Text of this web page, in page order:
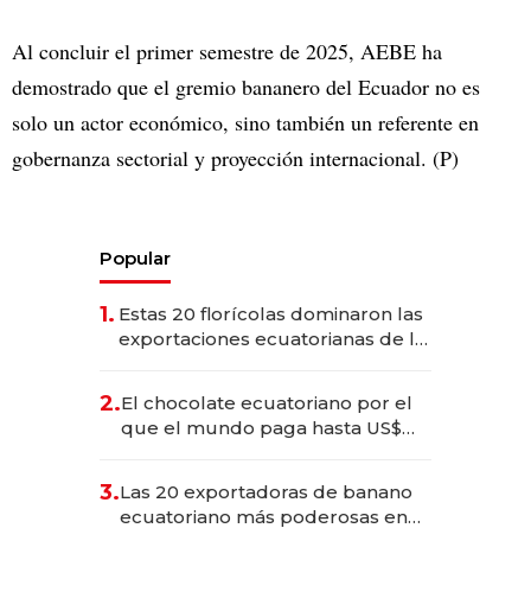
Al concluir el primer semestre de 2025, AEBE ha
demostrado que el gremio bananero del Ecuador no es
solo un actor económico, sino también un referente en
gobernanza sectorial y proyección internacional. (P)
Popular
1. Estas 20 florícolas dominaron las
exportaciones ecuatorianas de la
2.El chocolate ecuatoriano por el
que el mundo paga hasta US$
3.Las 20 exportadoras de banano
ecuatoriano más poderosas en